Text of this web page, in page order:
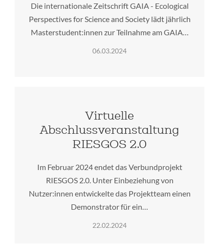
Die internationale Zeitschrift GAIA - Ecological
Perspectives for Science and Society lädt jährlich
Masterstudent:innen zur Teilnahme am GAIA…
06.03.2024
Virtuelle
Abschlussveranstaltung
RIESGOS 2.0
Im Februar 2024 endet das Verbundprojekt
RIESGOS 2.0. Unter Einbeziehung von
Nutzer:innen entwickelte das Projektteam einen
Demonstrator für ein…
22.02.2024